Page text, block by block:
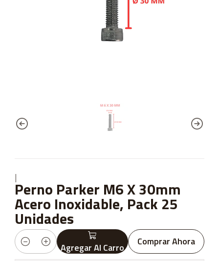
|
Perno Parker M6 X 30mm
Acero Inoxidable, Pack 25
Unidades
Cantidad Agregar Al Carro Comprar Ahora